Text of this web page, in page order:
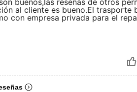
buenos,las reseñas de otros
al cliente es bueno.El trasporte
con empresa privada para el